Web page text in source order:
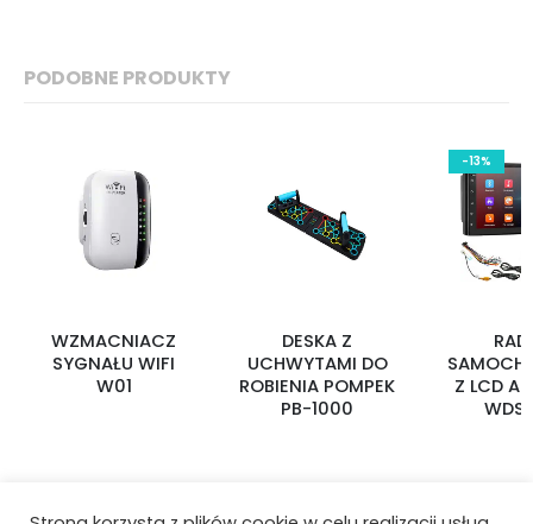
PODOBNE PRODUKTY
WZMACNIACZ
SYGNAŁU WIFI
W01
DESKA Z
UCHWYTAMI DO
ROBIENIA POMPEK
PB-1000
-13%
Z LCD